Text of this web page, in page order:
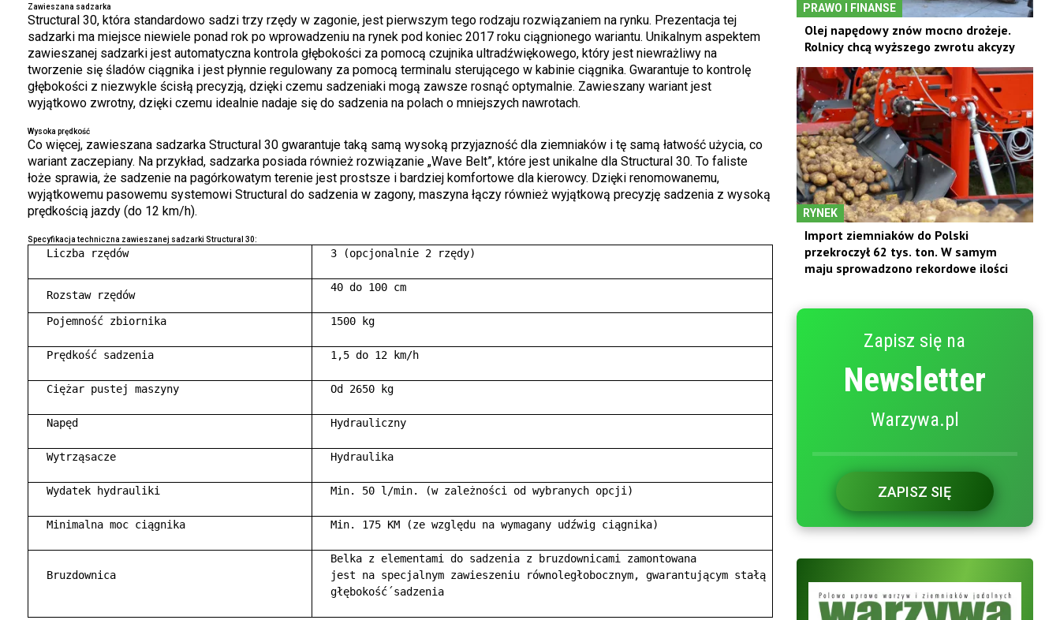
Zawieszana sadzarka
Structural 30, która standardowo sadzi trzy rzędy w zagonie, jest pierwszym tego rodzaju rozwiązaniem na rynku. Prezentacja tej
sadzarki ma miejsce niewiele ponad rok po wprowadzeniu na rynek pod koniec 2017 roku ciągnionego wariantu. Unikalnym aspektem
zawieszanej sadzarki jest automatyczna kontrola głębokości za pomocą czujnika ultradźwiękowego, który jest niewrażliwy na
tworzenie się śladów ciągnika i jest płynnie regulowany za pomocą terminalu sterującego w kabinie ciągnika. Gwarantuje to kontrolę
głębokości z niezwykle ścisłą precyzją, dzięki czemu sadzeniaki mogą zawsze rosnąć optymalnie. Zawieszany wariant jest
wyjątkowo zwrotny, dzięki czemu idealnie nadaje się do sadzenia na polach o mniejszych nawrotach.
Wysoka prędkość
Co więcej, zawieszana sadzarka Structural 30 gwarantuje taką samą wysoką przyjazność dla ziemniaków i tę samą łatwość użycia, co
wariant zaczepiany. Na przykład, sadzarka posiada również rozwiązanie „Wave Belt”, które jest unikalne dla Structural 30. To faliste
łoże sprawia, że sadzenie na pagórkowatym terenie jest prostsze i bardziej komfortowe dla kierowcy. Dzięki renomowanemu,
wyjątkowemu pasowemu systemowi Structural do sadzenia w zagony, maszyna łączy również wyjątkową precyzję sadzenia z wysoką
prędkością jazdy (do 12 km/h).
Specyfikacja techniczna zawieszanej sadzarki Structural 30:
  Liczba rzędów
  3 (opcjonalnie 2 rzędy)
  Rozstaw rzędów
  40 do 100 cm
  Pojemność zbiornika
  1500 kg
  Prędkość sadzenia
  1,5 do 12 km/h
  Ciężar pustej maszyny
  Od 2650 kg
  Napęd
  Hydrauliczny
  Wytrząsacze
  Hydraulika
  Wydatek hydrauliki
  Min. 50 l/min. (w zależności od wybranych opcji)
  Minimalna moc ciągnika
  Min. 175 KM (ze względu na wymagany udźwig ciągnika)
  Bruzdownica
  Belka z elementami do sadzenia z bruzdownicami zamontowana
  jest na specjalnym zawieszeniu równoległobocznym, gwarantującym stałą
  głębokość́ sadzenia
PRAWO I FINANSE
Olej napędowy znów mocno drożeje.
Rolnicy chcą wyższego zwrotu akcyzy
RYNEK
Import ziemniaków do Polski
przekroczył 62 tys. ton. W samym
maju sprowadzono rekordowe ilości
Zapisz się na
Newsletter
Warzywa.pl
ZAPISZ SIĘ